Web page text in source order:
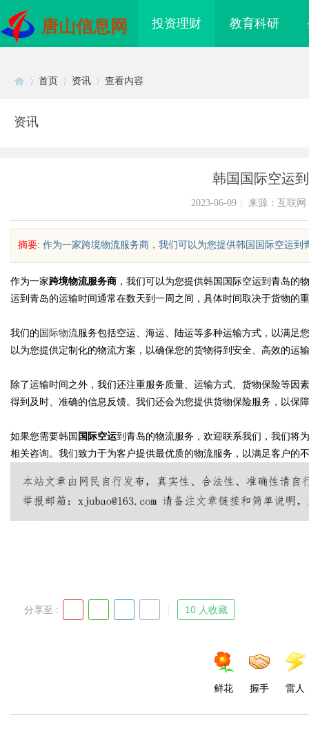
唐山信息网 投资理财 教育科研
sc
首页 资讯 查看内容
资讯
韩国国际空运
2023-06-09 来源：互联网
摘要: 作为一家跨境物流服务商，我们可以为您提供韩国国际空运
作为一家跨境物流服务商 ，我们可以为您提供韩国国际空运到青岛的
运到青岛的运输时间通常在数天到一周之间，具体时间取决于货物的
我们的 国际物流服务包括空运、海运、陆运等多种运输方式，以满足
以为您提供定制化的物流方案，以确保您的货物得到安全、高效的运
除了运输时间之外，我们还注重服务质量、运输方式、货物保险等因
得到及时、准确的信息反馈。我们还会为您提供货物保险服务，以保
如果您需要韩国 国际空运到青岛的物流服务，欢迎联系我们，我们将
相关咨询。我们致力于为客户提供最优质的物流服务，以满足客户的
分享至 : 10 人收藏
鲜花 握手 雷人
探行业的发展与应用 全面解析厦门私家侦探服务的专
与应用场景